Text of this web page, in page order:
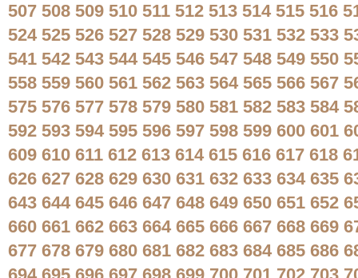
507 508 509 510 511 512 513 514 515 516
524 525 526 527 528 529 530 531 532 533
541 542 543 544 545 546 547 548 549 550
558 559 560 561 562 563 564 565 566 567
575 576 577 578 579 580 581 582 583 584
592 593 594 595 596 597 598 599 600 601
609 610 611 612 613 614 615 616 617 618
626 627 628 629 630 631 632 633 634 635
643 644 645 646 647 648 649 650 651 652
660 661 662 663 664 665 666 667 668 669
677 678 679 680 681 682 683 684 685 686